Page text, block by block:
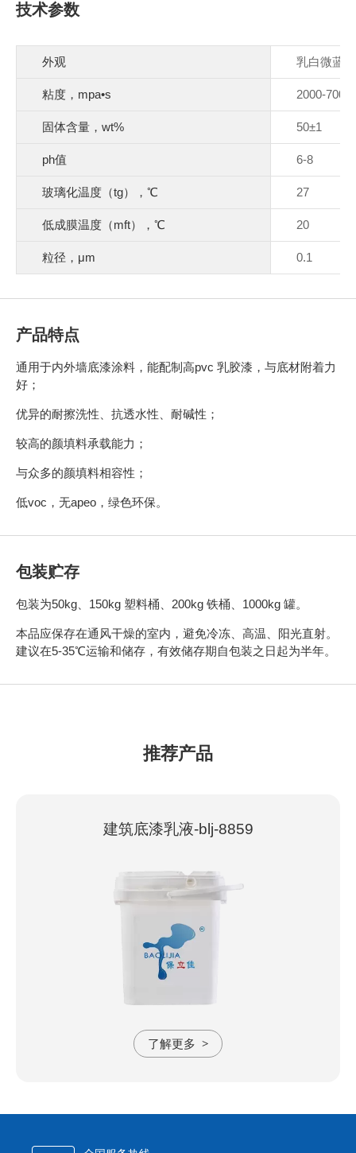
技术参数
外观 乳白微蓝
粘度，mpa•s 2000-7000
固体含量，wt% 50±1
ph值 6-8
玻璃化温度（tg），℃ 27
低成膜温度（mft），℃ 20
粒径，μm 0.1
产品特点
通用于内外墙底漆涂料，能配制高pvc 乳胶漆，与底材附着力
好；
优异的耐擦洗性、抗透水性、耐碱性；
较高的颜填料承载能力；
与众多的颜填料相容性；
低voc，无apeo，绿色环保。
包装贮存
包装为50kg、150kg 塑料桶、200kg 铁桶、1000kg 罐。
本品应保存在通风干燥的室内，避免冷冻、高温、阳光直射。
建议在5-35℃运输和储存，有效储存期自包装之日起为半年。
推荐产品
建筑底漆乳液-blj-8859
了解更多 >